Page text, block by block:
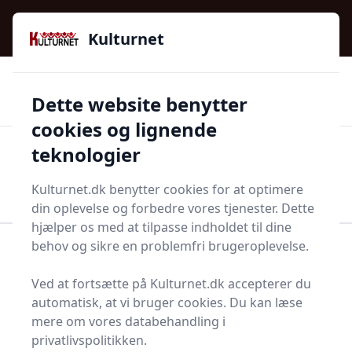
Kulturnet - Alt Det Gode I Livet | Din Kulturguide Siden
2016
97 kategorier 👍Kun godkendte butikker
Start søgning
Bolig og indretning
Køleskabe- og tilbehør
Køleskab
Køleskabe - 36 på lager
Kulturnet
Dette website benytter
cookies og lignende
teknologier
Kulturnet.dk benytter cookies for at optimere
din oplevelse og forbedre vores tjenester. Dette
hjælper os med at tilpasse indholdet til dine
behov og sikre en problemfri brugeroplevelse.
Ved at fortsætte på Kulturnet.dk accepterer du
automatisk, at vi bruger cookies. Du kan læse
mere om vores databehandling i
privatlivspolitikken.